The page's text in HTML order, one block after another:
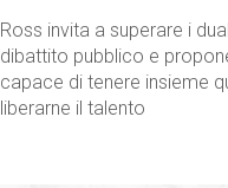
Ross invita a superare i
dibattito pubblico e
capace di tenere insieme
liberarne il talento